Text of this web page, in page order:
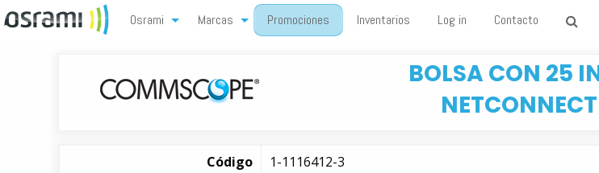
Osrami Marcas Promociones Inventarios Log in Contacto
BOLSA CON 25
Código
1-1116412-3